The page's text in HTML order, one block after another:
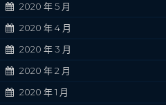
2020 年 5 月
2020 年 4 月
2020 年 3 月
2020 年 2 月
2020 年 1 月